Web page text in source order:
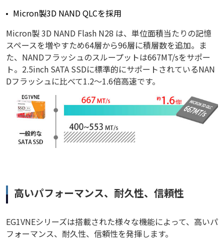
Micron製3D NAND QLCを採用
Micron製 3D NAND Flash N28 は、単位面積当たりの記憶
スペースを増やすため64層から96層に積層数を追加。ま
た、NANDフラッシュのスループットは667MT/sをサポー
ト。2.5inch SATA SSDに標準的にサポートされているNAN
Dフラッシュに比べて1.2～1.6倍高速です。
高いパフォーマンス、耐久性、信頼性
EG1VNEシリーズは搭載された様々な機能によって、高いパ
フォーマンス、耐久性、信頼性を発揮します。